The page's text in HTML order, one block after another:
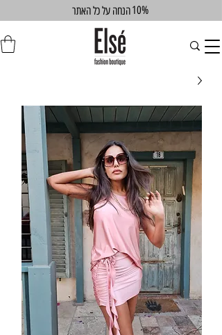
הנחה על כל האתר10%